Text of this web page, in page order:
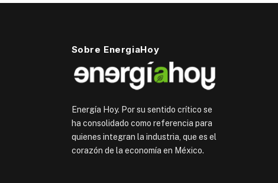
Sobre EnergiaHoy
Energía Hoy. Por su sentido crítico se
ha consolidado como referencia para
quienes integran la industria, que es el
corazón de la economía en México.